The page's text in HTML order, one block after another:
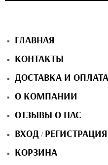
ГЛАВНАЯ
КОНТАКТЫ
ДОСТАВКА И ОПЛАТА
О КОМПАНИИ
ОТЗЫВЫ О НАС
ВХОД / РЕГИСТРАЦИЯ
КОРЗИНА